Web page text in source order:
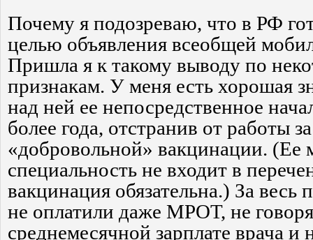
Почему я подозреваю, что в РФ
целью объявления всеобщей
Пришла я к такому выводу по
признакам. У меня есть хорошая
над ней ее непосредственное
более года, отстранив от работы
«добровольной» вакцинации. (Ее
специальность не входит в
вакцинация обязательна.) За весь
не оплатили даже МРОТ, не
среднемесячной зарплате врача и